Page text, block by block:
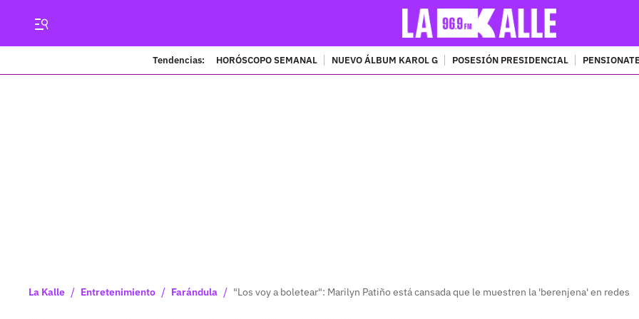
Tendencias: HORÓSCOPO SEMANAL NUEVO ÁLBUM KAROL G POSESIÓN PRESIDENCIAL
La Kalle / Entretenimiento / Farándula / "Los voy a boletear": Marilyn Patiño está cansada que le muestren la 'berenjena' en redes